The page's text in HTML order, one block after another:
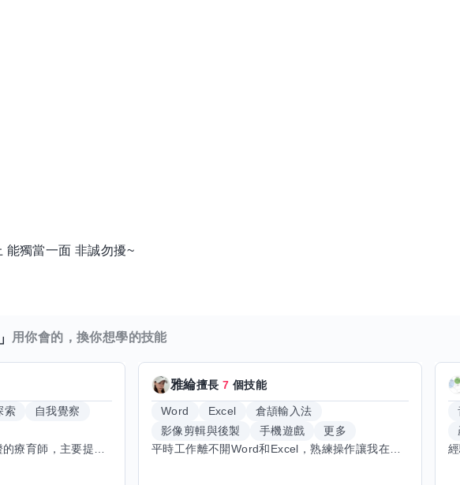
能獨當一面 非誠勿擾~
用你會的，換你想學的技能
索
自我覺察
結合靈魂療癒x NGH催眠認證的療育師，主要提供潛意識探索和靈魂導向的催眠療育。你會全程100%清醒跟我對話。
雅綸擅長7 個技能
Word Excel
倉頡輸入法
影像剪輯與後製
手機遊戲
更多
平時工作離不開Word和Excel，熟練操作讓我在文件整理和數據處理上都得心應手，還能用倉頡輸入法快速打字。近期想挑戰英文學習，希望能透過交換技能一起進步！如果你英文流利，需要中文或電腦技巧輔助，歡迎找我搭檔，咱們一起歡樂學習，互相激勵，成為彼此的學習小夥伴！